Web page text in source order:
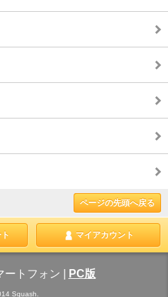
ページの先頭へ戻る
マイアカウント
ートフォン PC版
Squash.